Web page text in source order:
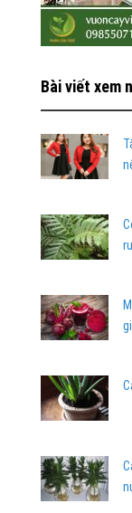
Bài viết xem